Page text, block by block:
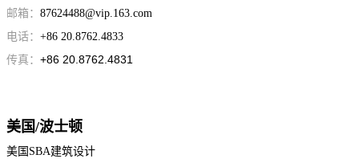
邮箱： 87624488@vip.163.com
电话： +86 20.8762.4833
传真： +86 20.8762.4831
美国/波士顿
美国SBA建筑设计